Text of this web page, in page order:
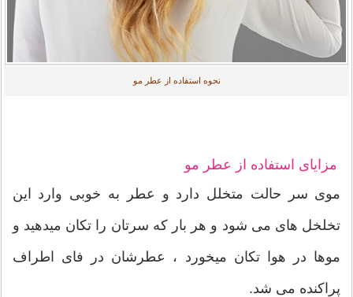
نحوه استفاده از عطر مو
مزایای استفاده از عطر مو
موی سر حالت متخلل دارد و عطر به خوبی وارد این
تخلخل های می شود و هر بار که سرتان را تکان میدهید و
موها در هوا تکان میخورد ، عطرشان در فای اطراف
پراکنده می شد.